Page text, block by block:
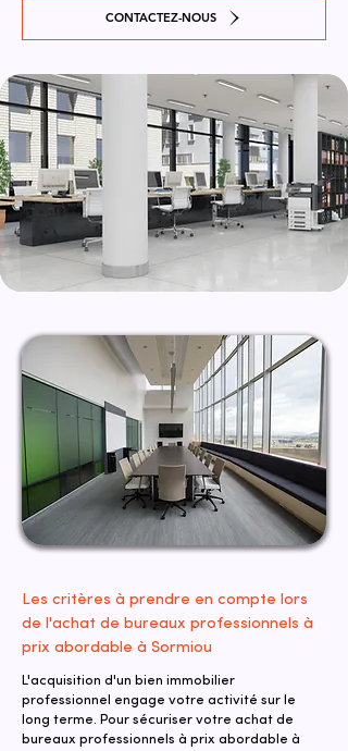
CONTACTEZ-NOUS
Les critères à prendre en compte lors
de l'achat de bureaux professionnels à
prix abordable à Sormiou
L'acquisition d'un bien immobilier
professionnel engage votre activité sur le
long terme. Pour sécuriser votre achat de
bureaux professionnels à prix abordable à